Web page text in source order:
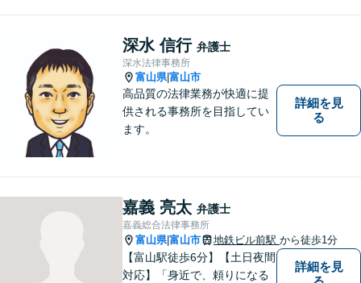
を解決するため、迅速かつ丁
寧にサポートいたします。
【夜間対応可能】
深水 信行 弁護士
深水法律事務所
富山県|富山市
高品質の法律業務が快適に提
供される事務所を目指してい
ます。
詳細を見
る
嘉義 亮太 弁護士
嘉義総合法律事務所
富山県|富山市 地鉄ビル前駅 から徒歩1分
【富山駅徒歩6分】【土日夜間
対応】「身近で、頼りになる
詳細を見